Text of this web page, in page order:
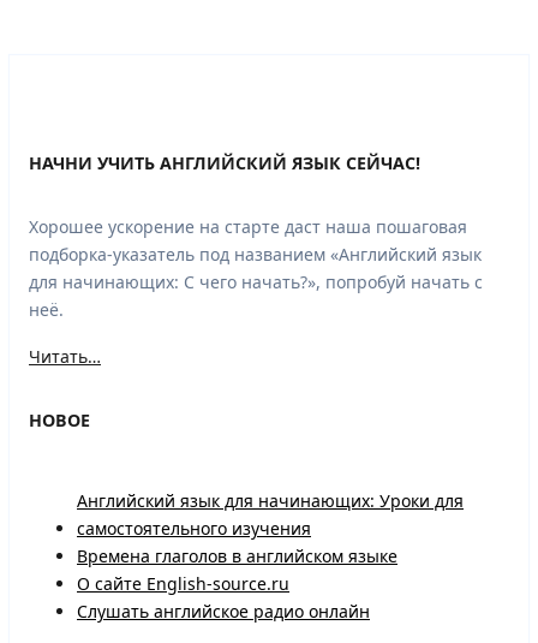
НАЧНИ УЧИТЬ АНГЛИЙСКИЙ ЯЗЫК СЕЙЧАС!
Хорошее ускорение на старте даст наша пошаговая
подборка-указатель под названием «Английский язык
для начинающих: С чего начать?», попробуй начать с
неё.
Читать…
НОВОЕ
Английский язык для начинающих: Уроки для
самостоятельного изучения
Времена глаголов в английском языке
О сайте English-source.ru
Слушать английское радио онлайн